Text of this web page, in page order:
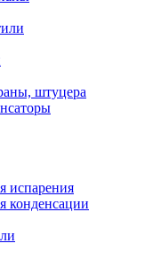
штуцера
испарения
конденсации